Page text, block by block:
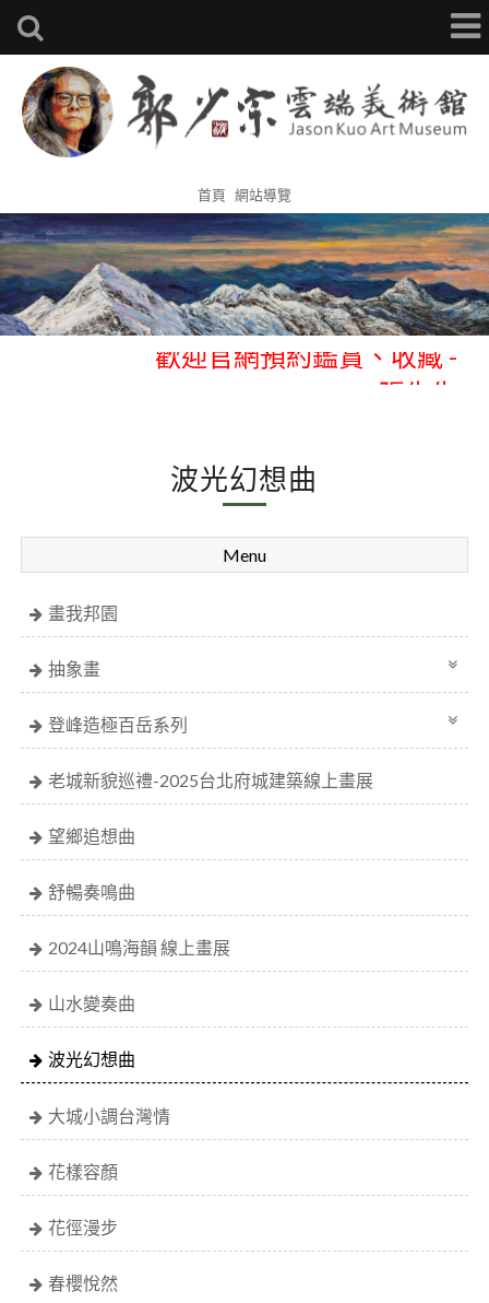
首頁 網站導覽
歡迎官網預約鑑賞、收藏 -
0933314105 張先生
波光幻想曲
Menu
畫我邦園
抽象畫
登峰造極百岳系列
老城新貌巡禮-2025台北府城建築線上畫展
望鄉追想曲
舒暢奏鳴曲
2024山鳴海韻 線上畫展
山水變奏曲
波光幻想曲
大城小調台灣情
花樣容顏
花徑漫步
春櫻悅然